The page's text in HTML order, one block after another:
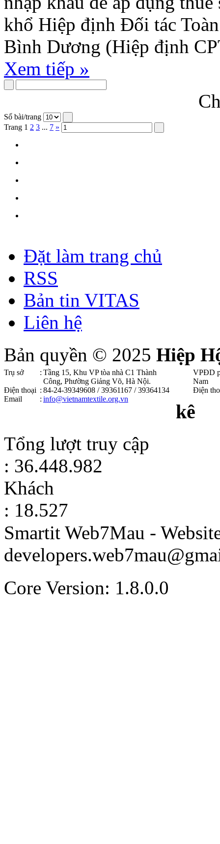
khổ Hiệp định Đối tác
Bình Dương (Hiệp định
Xem tiếp »
Số bài/trang
Trang 1 2 3 ... 7 »
Đặt làm trang chủ
RSS
Bản tin VITAS
Liên hệ
Bản quyền © 2025 Hiệp
Trụ sở : Tầng 15, Khu VP tòa nhà C1 Thành
Công, Phường Giảng Võ, Hà Nội .
Điện thoại : 84-24-39349608 / 39361167 / 39364134
Email
: info@vietnamtextile.org.vn
VPĐD
Nam
Điện
kê
Tổng lượt truy cập
: 36.448.982
Khách
: 18.527
Smartit Web7Mau -
Core Version: 1.8.0.0